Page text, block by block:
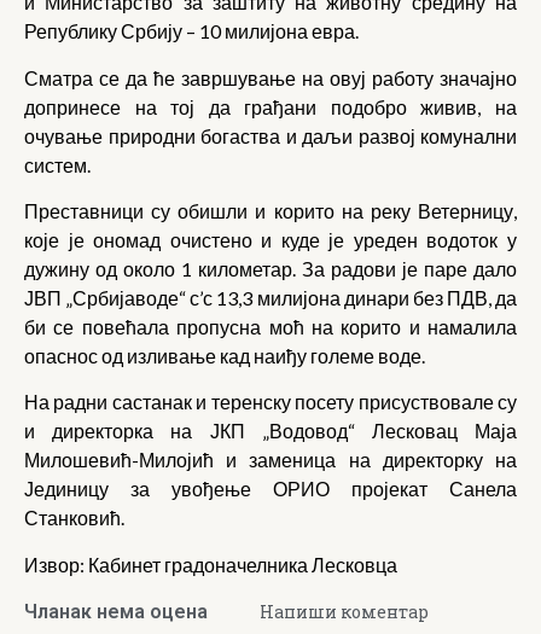
Републику Србију – 10 милијона евра.
Сматра се да ће завршување на овуј работу значајно
допринесе на тој да грађани подобро живив, на
очување природни богаства и даљи развој комунални
систем.
Преставници су обишли и корито на реку Ветерницу,
које је ономад очистено и куде је уреден водоток у
дужину од около 1 километар. За радови је паре дало
ЈВП „Србијаводе“ с’с 13,3 милијона динари без ПДВ, да
би се повећала пропусна моћ на корито и намалила
опаснос од изливање кад наиђу големе воде.
На радни састанак и теренску посету присуствовале су
и директорка на ЈКП „Водовод“ Лесковац Маја
Милошевић-Милојић и заменица на директорку на
Јединицу за увођење ОРИО пројекат Санела
Станковић.
Извор: Кабинет градоначелника Лесковца
Чланак нема оцена Напиши коментар